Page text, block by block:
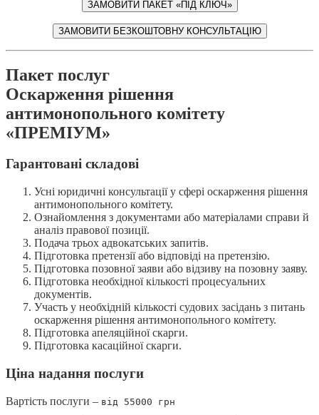
ЗАМОВИТИ ПАКЕТ «ПІД КЛЮЧ»
ЗАМОВИТИ БЕЗКОШТОВНУ КОНСУЛЬТАЦІЮ
Пакет послуг
Оскарження рішення
антимонопольного комітету
«ПРЕМІУМ»
Гарантовані складові
Усні юридичні консультації у сфері оскарження рішення
антимонопольного комітету.
Ознайомлення з документами або матеріалами справи й
аналіз правової позиції.
Подача трьох адвокатських запитів.
Підготовка претензії або відповіді на претензію.
Підготовка позовної заяви або відзиву на позовну заяву.
Підготовка необхідної кількості процесуальних
документів.
Участь у необхідній кількості судових засідань з питань
оскарження рішення антимонопольного комітету.
Підготовка апеляційної скарги.
Підготовка касаційної скарги.
Ціна надання послуги
Вартість послуги – від 55000 грн